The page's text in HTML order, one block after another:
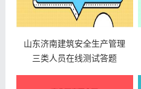
山东济南建筑安全生产管理
三类人员在线测试答题